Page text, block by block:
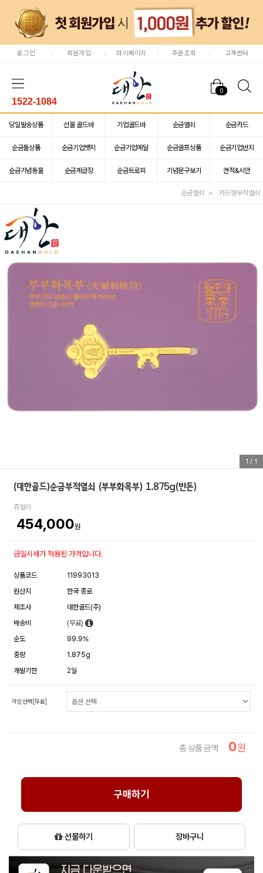
로그인 회원가입 마이페이지 주문조회 고객센터
0
1522-1084
당일발송상품 선물 골드바 기업골드바 순금열쇠 순금카드
순금돌상품 순금기업뱃지 순금기업메달 순금골프상품 순금기업반지
순금기념동물 순금계급장 순금트로피 기념문구보기 견적&시안
순금열쇠 카드형부적열쇠
1 / 1
(대한골드)순금부적열쇠 (부부화목부) 1.875g(반돈)
쥬얼리
454,000원
금일시세가 적용된 가격입니다.
상품코드
11993013
원산지
한국 종로
제조사
대한골드(주)
배송비
(무료)
순도
99.9%
중량
1.875g
개발기한
2일
각인선택[무료]
총 상품 금액 0원
구매하기
선물하기 장바구니